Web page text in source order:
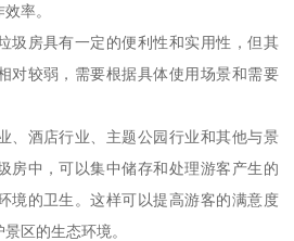
率。
圾房具有一定的便利性和实用性，但其
对较弱，需要根据具体使用场景和需要
、酒店行业、主题公园行业和其他与景
房中，可以集中储存和处理游客产生的
境的卫生。这样可以提高游客的满意度
区的生态环境。